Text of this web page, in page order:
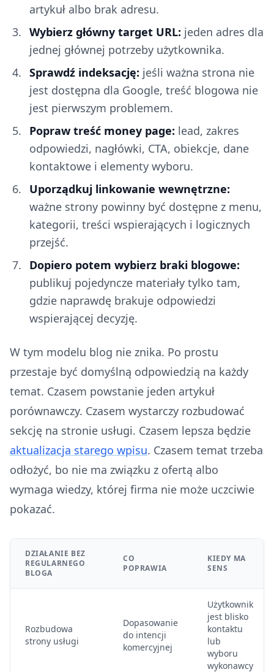
artykuł albo brak adresu.
Wybierz główny target URL: jeden adres dla
jednej głównej potrzeby użytkownika.
Sprawdź indeksację: jeśli ważna strona nie
jest dostępna dla Google, treść blogowa nie
jest pierwszym problemem.
Popraw treść money page: lead, zakres
odpowiedzi, nagłówki, CTA, obiekcje, dane
kontaktowe i elementy wyboru.
Uporządkuj linkowanie wewnętrzne:
ważne strony powinny być dostępne z menu,
kategorii, treści wspierających i logicznych
przejść.
Dopiero potem wybierz braki blogowe:
publikuj pojedyncze materiały tylko tam,
gdzie naprawdę brakuje odpowiedzi
wspierającej decyzję.
W tym modelu blog nie znika. Po prostu
przestaje być domyślną odpowiedzią na każdy
temat. Czasem powstanie jeden artykuł
porównawczy. Czasem wystarczy rozbudować
sekcję na stronie usługi. Czasem lepsza będzie
aktualizacja starego wpisu. Czasem temat trzeba
odłożyć, bo nie ma związku z ofertą albo
wymaga wiedzy, której firma nie może uczciwie
pokazać.
DZIAŁANIE BEZ
REGULARNEGO
BLOGA
CO
POPRAWIA
KIEDY MA
SENS
Rozbudowa
strony usługi
Dopasowanie
do intencji
komercyjnej
Użytkownik
jest blisko
kontaktu
lub
wyboru
wykonawcy